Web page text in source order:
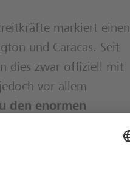
markiert einen
und Caracas. Seit
dies zwar offiziell mit
vor allem
den enormen